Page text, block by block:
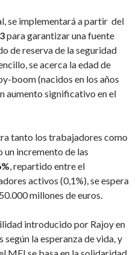
se implementará a partir del
para garantizar una fuente
de reserva de la seguridad
se acerca la edad de
boom (nacidos en los años
aumento significativo en el
tanto los trabajadores como
un incremento de las
, repartido entre el
activos (0,1%), se espera
millones de euros.
introducido por Rajoy en
la esperanza de vida, y